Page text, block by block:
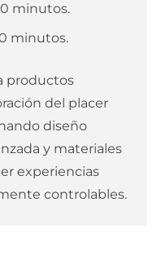
minutos.
minutos.
productos
del placer
diseño
y materiales
experiencias
controlables.